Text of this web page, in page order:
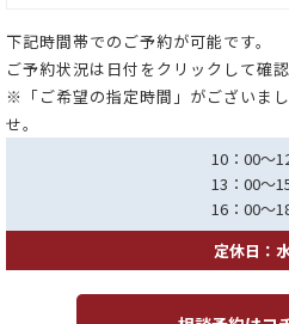
下記時間帯でのご予約が可能です。
ご予約状況は日付をクリックして確認
※「ご希望の指定時間」がございま
せ。
10：00～
13：00～
16：00～
定休日：